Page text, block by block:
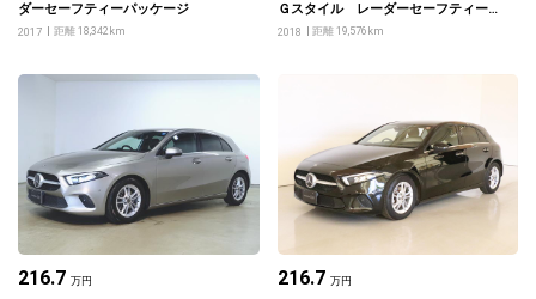
ダーセーフティーパッケージ
2017 距離 18,342km
Ｇスタイル レーダーセーフティーパ
ッケージ
2018 距離 19,576km
216.7 万円 216.7 万円